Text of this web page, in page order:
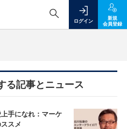
ログイン
新規
会員登録
る記事とニュース
手になれ：マーケ
スメ